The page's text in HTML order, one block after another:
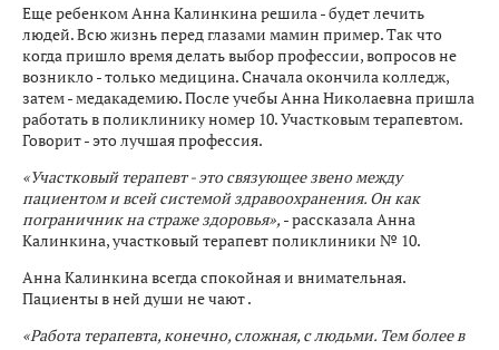
Еще ребенком Анна Калинкина решила - будет лечить
людей. Всю жизнь перед глазами мамин пример. Так что
когда пришло время делать выбор профессии, вопросов не
возникло - только медицина. Сначала окончила колледж,
затем - медакадемию. После учебы Анна Николаевна пришла
работать в поликлинику номер 10. Участковым терапевтом.
Говорит - это лучшая профессия.
«Участковый терапевт - это связующее звено между
пациентом и всей системой здравоохранения. Он как
пограничник на страже здоровья», - рассказала Анна
Калинкина, участковый терапевт поликлиники № 10.
Анна Калинкина всегда спокойная и внимательная.
Пациенты в ней души не чают .
«Работа терапевта, конечно, сложная, с людьми. Тем более в